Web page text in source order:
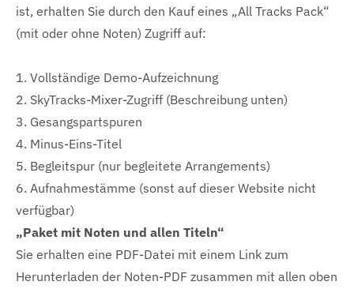
ist, erhalten Sie durch den Kauf eines „All Tracks Pack“
(mit oder ohne Noten) Zugriff auf:
1. Vollständige Demo-Aufzeichnung
2. SkyTracks-Mixer-Zugriff (Beschreibung unten)
3. Gesangspartspuren
4. Minus-Eins-Titel
5. Begleitspur (nur begleitete Arrangements)
6. Aufnahmestämme (sonst auf dieser Website nicht
verfügbar)
„Paket mit Noten und allen Titeln“
Sie erhalten eine PDF-Datei mit einem Link zum
Herunterladen der Noten-PDF zusammen mit allen oben